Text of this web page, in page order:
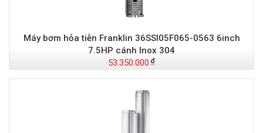
Máy bơm hỏa tiễn Franklin 36SSI05F065-0563 6inch
7.5HP cánh Inox 304
53.350.000